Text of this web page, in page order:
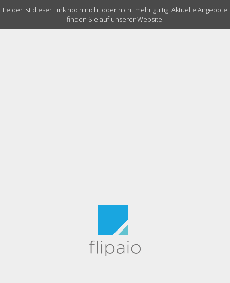
Leider ist dieser Link noch nicht oder nicht mehr gültig! Aktuelle Angebote
finden Sie auf unserer Website.